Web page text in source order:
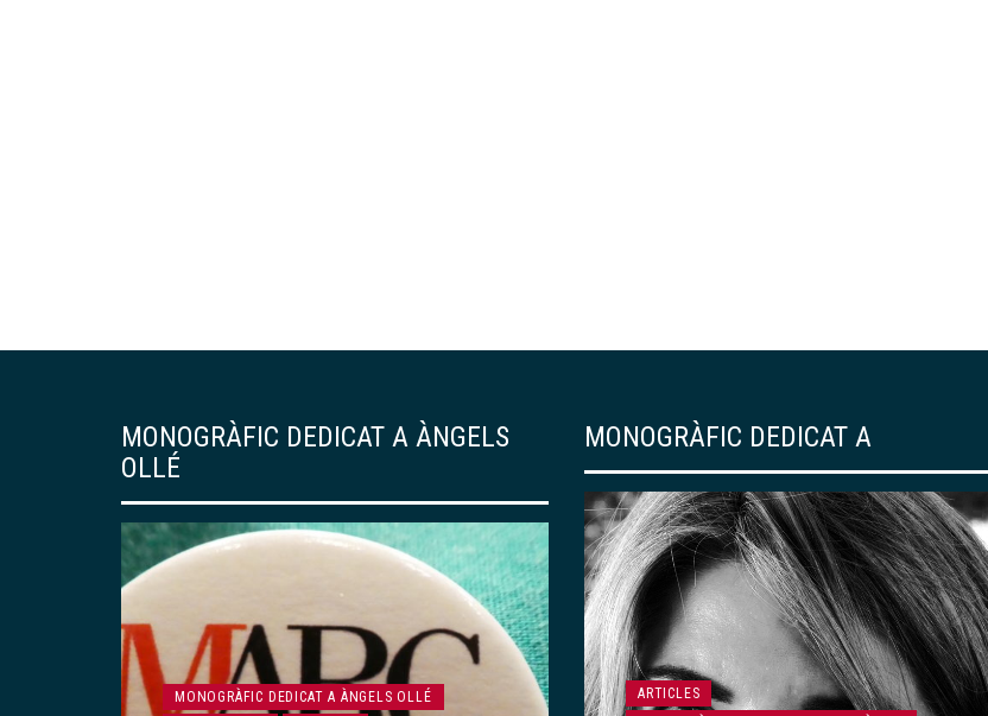
MONOGRÀFIC DEDICAT A ÀNGELS
OLLÉ
MONOGRÀFIC DEDICAT A ÀNGELS OLLÉ
MONOGRÀFIC DEDICAT A
ARTICLES
ARTICLES
139 – «RESSÒ DE
JAPONISME». UN
RECORREGUT PER LA
COL·LECCIÓ DE